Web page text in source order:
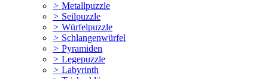
> Metallpuzzle
> Seilpuzzle
> Würfelpuzzle
> Schlangenwürfel
> Pyramiden
> Legepuzzle
> Labyrinth